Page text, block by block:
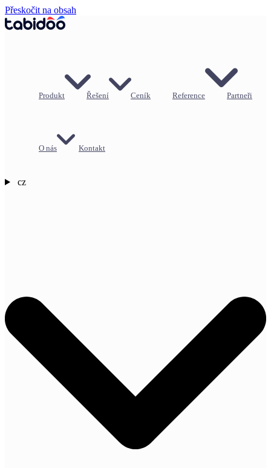
Přeskočit na obsah
Produkt Řešení Ceník Reference Partneři
O nás Kontakt
cz